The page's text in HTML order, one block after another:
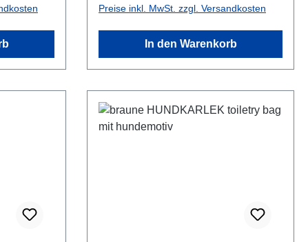
Preise inkl. MwSt. zzgl. Versandkosten
In den Warenkorb